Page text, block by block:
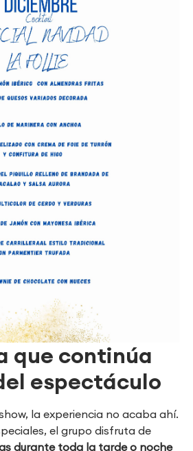
que continúa
espectáculo
la experiencia no acaba ahí.
el grupo disfruta de
durante toda la tarde o noche